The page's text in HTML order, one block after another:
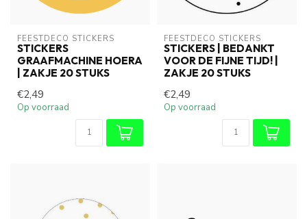
FEESTDECO STICKERS
STICKERS
GRAAFMACHINE HOERA
| ZAKJE 20 STUKS
€2,49
Op voorraad
FEESTDECO STICKERS
STICKERS | BEDANKT
VOOR DE FIJNE TIJD! |
ZAKJE 20 STUKS
€2,49
Op voorraad